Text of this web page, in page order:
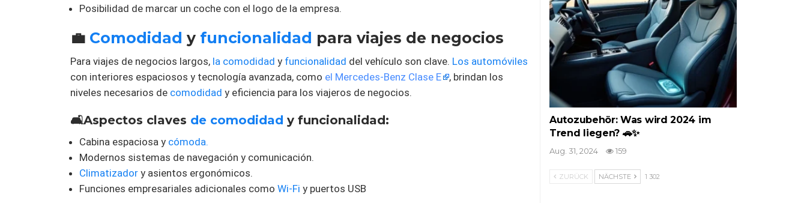
Posibilidad de marcar un coche con el logo de la empresa.
💼 Comodidad y funcionalidad para viajes de negocios
Para viajes de negocios largos, la comodidad y funcionalidad del vehículo son clave. Los automóviles
con interiores espaciosos y tecnología avanzada, como el Mercedes-Benz Clase E
, brindan los
niveles necesarios de comodidad y eficiencia para los viajeros de negocios.
🛋️Aspectos claves de comodidad y funcionalidad:
Cabina espaciosa y cómoda.
Modernos sistemas de navegación y comunicación.
Climatizador y asientos ergonómicos.
Funciones empresariales adicionales como Wi-Fi y puertos USB
Autozubehör: Was wird 2024 im
Trend liegen? 🚗✨
Aug. 31, 2024 159
ZURÜCK NÄCHSTE 1 302